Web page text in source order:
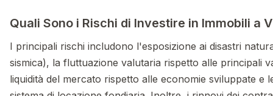
Quali Sono i Rischi di Investire in Immobili a
I principali rischi includono l'esposizione ai disastri
sismica), la fluttuazione valutaria rispetto alle principali
liquidità del mercato rispetto alle economie sviluppate e